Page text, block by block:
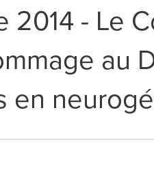
2014 - Le
au
en